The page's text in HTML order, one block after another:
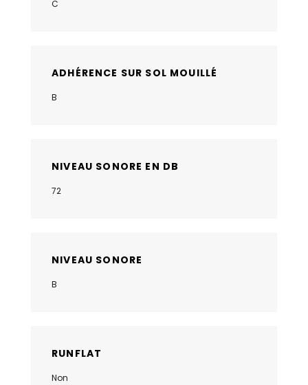
C
ADHÉRENCE SUR SOL MOUILLÉ
B
NIVEAU SONORE EN DB
72
NIVEAU SONORE
B
RUNFLAT
Non